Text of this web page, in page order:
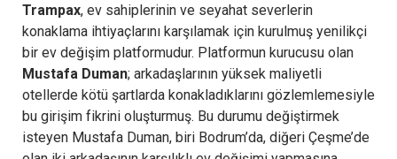
Trampax, ev sahiplerinin ve seyahat severlerin
konaklama ihtiyaçlarını karşılamak için kurulmuş yenilikçi
bir ev değişim platformudur. Platformun kurucusu olan
Mustafa Duman; arkadaşlarının yüksek maliyetli
otellerde kötü şartlarda konakladıklarını gözlemlemesiyle
bu girişim fikrini oluşturmuş. Bu durumu değiştirmek
isteyen Mustafa Duman, biri Bodrum’da, diğeri Çeşme’de